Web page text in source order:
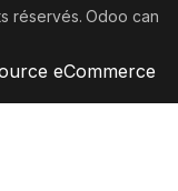
réservés. ​Odoo can
eCommerce